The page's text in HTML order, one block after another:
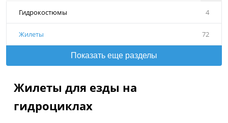
Гидрокостюмы 4
Жилеты 72
Показать еще разделы
Жилеты для езды на
гидроциклах